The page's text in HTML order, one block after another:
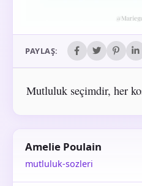
PAYLAŞ:
Mutluluk seçimdir, her
Amelie Poulain
mutluluk-sozleri